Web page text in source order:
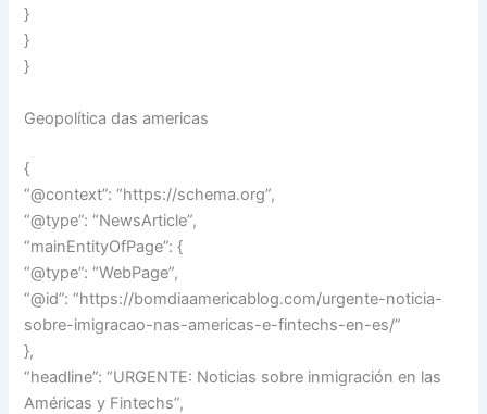
}
}
}
Geopolítica das americas
{
“@context”: “https://schema.org”,
“@type”: “NewsArticle”,
“mainEntityOfPage”: {
“@type”: “WebPage”,
“@id”: “https://bomdiaamericablog.com/urgente-noticia-
sobre-imigracao-nas-americas-e-fintechs-en-es/”
},
“headline”: “URGENTE: Noticias sobre inmigración en las
Américas y Fintechs”,